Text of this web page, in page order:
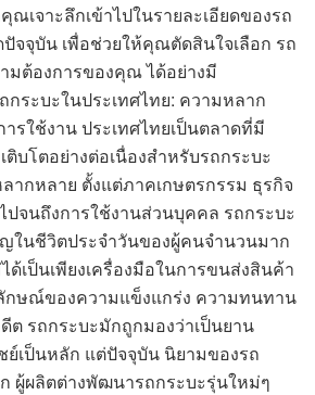
ณเจาะลึกเข้าไปในรายละเอียดของรถ
จจุบัน เพื่อช่วยให้คุณตัดสินใจเลือก รถ
มต้องการของคุณ ได้อย่างมี
ระบะในประเทศไทย: ความหลาก
รใช้งาน ประเทศไทยเป็นตลาดที่มี
บโตอย่างต่อเนื่องสำหรับรถกระบะ
ากหลาย ตั้งแต่ภาคเกษตรกรรม ธุรกิจ
ปจนถึงการใช้งานส่วนบุคคล รถกระบะ
ในชีวิตประจำวันของผู้คนจำนวนมาก
ด้เป็นเพียงเครื่องมือในการขนส่งสินค้า
กษณ์ของความแข็งแกร่ง ความทนทาน
ต รถกระบะมักถูกมองว่าเป็นยาน
เป็นหลัก แต่ปัจจุบัน นิยามของรถ
ผู้ผลิตต่างพัฒนารถกระบะรุ่นใหม่ๆ